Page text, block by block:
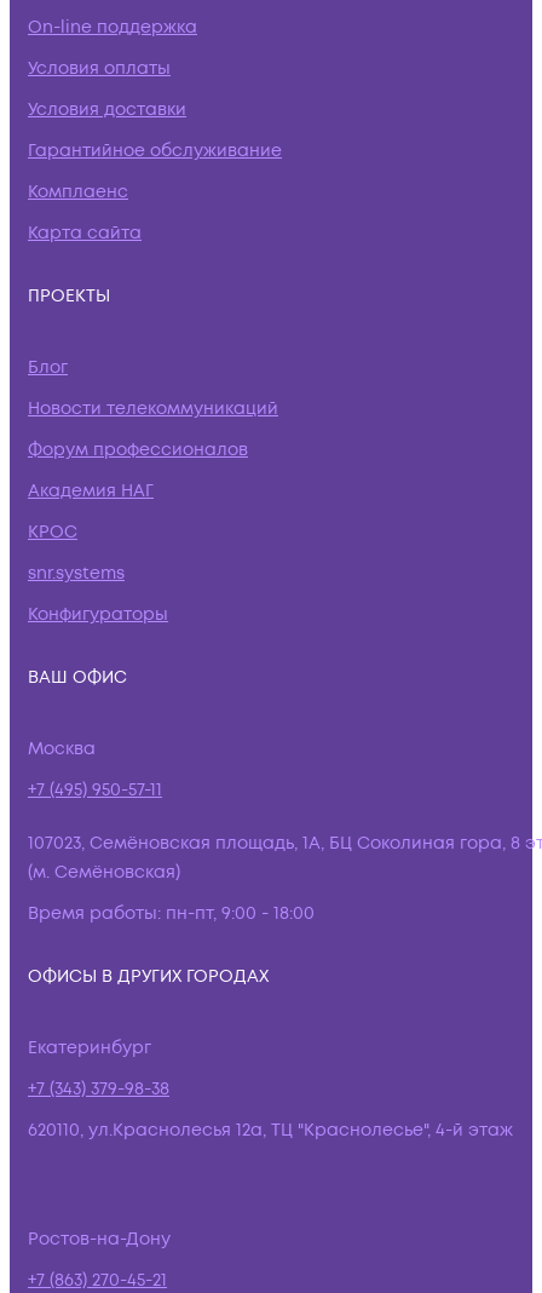
On-line поддержка
Условия оплаты
Условия доставки
Гарантийное обслуживание
Комплаенс
Карта сайта
ПРОЕКТЫ
Блог
Новости телекоммуникаций
Форум профессионалов
Академия НАГ
КРОС
snr.systems
Конфигураторы
ВАШ ОФИС
Москва
+7 (495) 950-57-11
107023, Семёновская площадь, 1А, БЦ Соколиная гора, 8
(м. Семёновская)
Время работы: пн-пт, 9:00 - 18:00
ОФИСЫ В ДРУГИХ ГОРОДАХ
Екатеринбург
+7 (343) 379-98-38
620110, ул.Краснолесья 12а, ТЦ "Краснолесье", 4-й этаж
Ростов-на-Дону
+7 (863) 270-45-21